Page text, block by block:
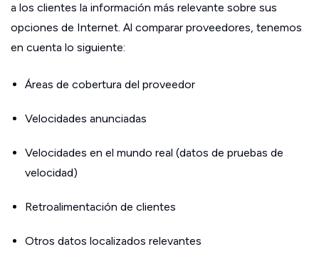
a los clientes la información más relevante sobre sus
opciones de Internet. Al comparar proveedores, tenemos
en cuenta lo siguiente:
Áreas de cobertura del proveedor
Velocidades anunciadas
Velocidades en el mundo real (datos de pruebas de
velocidad)
Retroalimentación de clientes
Otros datos localizados relevantes